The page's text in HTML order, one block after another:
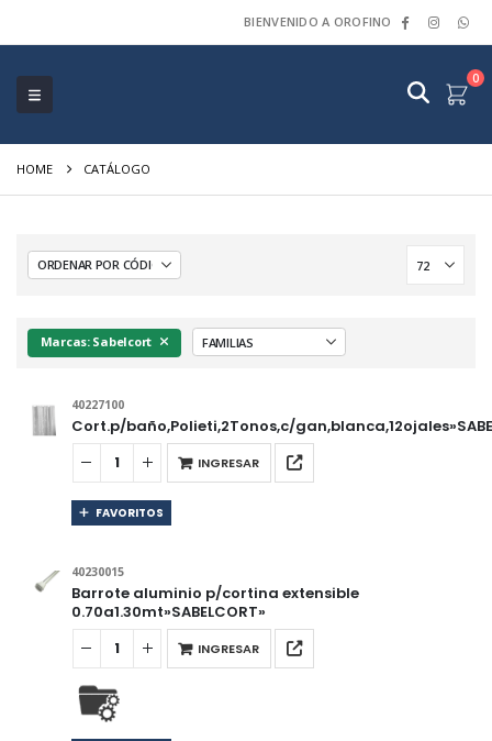
BIENVENIDO A OROFINO
0
HOME CATÁLOGO
Marcas: Sabelcort
40227100
Cort.p/baño,Polieti,2Tonos,c/
INGRESAR
FAVORITOS
40230015
Barrote aluminio p/cortina extensible
0.70a1.30mt»SABELCORT»
INGRESAR